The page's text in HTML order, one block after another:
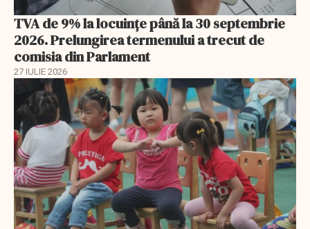
TVA de 9% la locuințe până la 30 septembrie
2026. Prelungirea termenului a trecut de
comisia din Parlament
27 IULIE 2026